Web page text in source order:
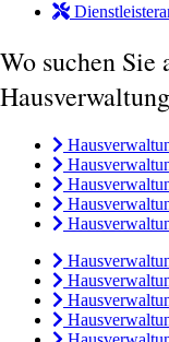
Wo suchen Sie